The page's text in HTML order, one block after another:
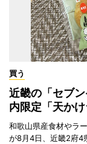
買う
近畿の「セブ
内限定「天か
和歌山県産食材やラ
が8月4日、近畿2府4